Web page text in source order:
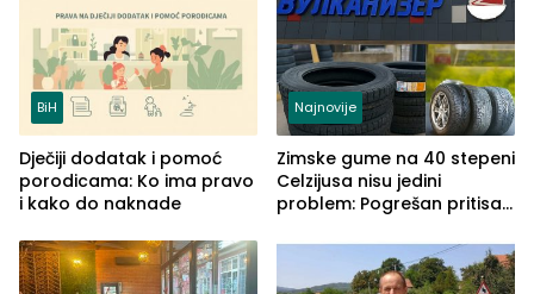
BiH
Dječiji dodatak i pomoć
porodicama: Ko ima pravo
i kako do naknade
Najnovije
Zimske gume na 40 stepeni
Celzijusa nisu jedini
problem: Pogrešan pritisak